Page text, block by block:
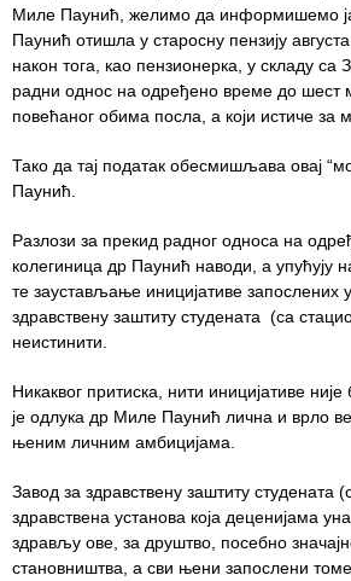
Миле Паунић, желимо да информишемо
Паунић отишла у старосну пензију
након тога, као пензионерка, у складу са
радни однос на одређено време до шест
повећаног обима посла, а који истиче за
Тако да тај податак обесмишљава овај
Паунић.
Разлози за прекид радног односа на
колегиница др Паунић наводи, а упућују
те заустављање иницијативе запослених
здравствену заштиту студената (са
неистинити.
Никаквог притиска, нити иницијативе
је одлука др Миле Паунић лична и врло
њеним личним амбицијама.
Завод за здравствену заштиту студената
здравствена установа која деценијама
здрављу ове, за друштво, посебно
становништва, а сви њени запослени
Служба за
специјалистичко
консултативну
делатност
унапређење
Служба за
медицинску
дијагностику
Служба
социјалне
информатиком
Служба за
правне,